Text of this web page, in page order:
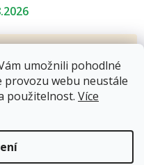
umožnili pohodlné
provozu webu neustále
použitelnost. Více
Přidat do košíku